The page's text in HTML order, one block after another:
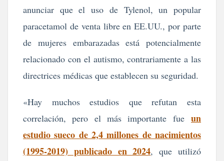
anunciar que el uso de Tylenol, un popular
paracetamol de venta libre en EE.UU., por parte
de mujeres embarazadas está potencialmente
relacionado con el autismo, contrariamente a las
directrices médicas que establecen su seguridad.
«Hay muchos estudios que refutan esta
correlación, pero el más importante fue un
estudio sueco de 2,4 millones de nacimientos
(1995-2019) publicado en 2024, que utilizó